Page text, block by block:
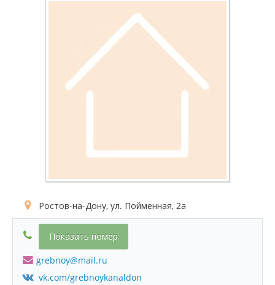
Ростов-на-Дону, ул. Пойменная, 2а
Показать номер
grebnoy@mail.ru
vk.com/grebnoykanaldon